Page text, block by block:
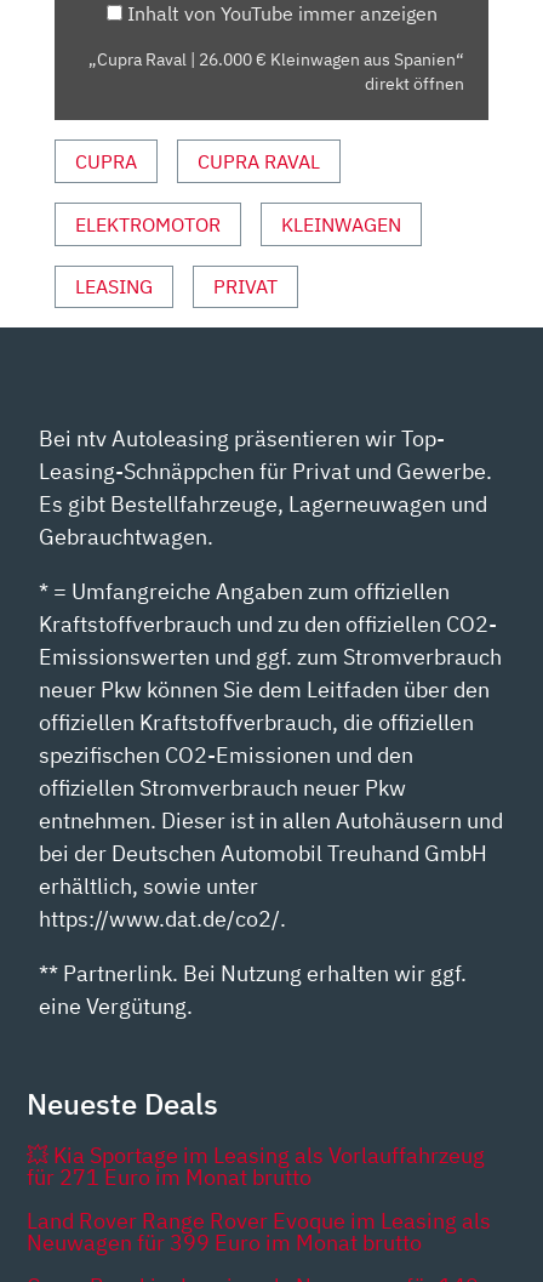
SPANIEN“Inhalt von YouTube immer anzeigen
„Cupra Raval | 26.000 € Kleinwagen aus Spanien“
direkt öffnen
CUPRA CUPRA RAVAL
ELEKTROMOTOR KLEINWAGEN
LEASING PRIVAT
Bei ntv Autoleasing präsentieren wir Top-
Leasing-Schnäppchen für Privat und Gewerbe.
Es gibt Bestellfahrzeuge, Lagerneuwagen und
Gebrauchtwagen.
* = Umfangreiche Angaben zum offiziellen
Kraftstoffverbrauch und zu den offiziellen CO2-
Emissionswerten und ggf. zum Stromverbrauch
neuer Pkw können Sie dem Leitfaden über den
offiziellen Kraftstoffverbrauch, die offiziellen
spezifischen CO2-Emissionen und den
offiziellen Stromverbrauch neuer Pkw
entnehmen. Dieser ist in allen Autohäusern und
bei der Deutschen Automobil Treuhand GmbH
erhältlich, sowie unter
https://www.dat.de/co2/.
** Partnerlink. Bei Nutzung erhalten wir ggf.
eine Vergütung.
Neueste Deals
💥 Kia Sportage im Leasing als Vorlauffahrzeug
für 271 Euro im Monat brutto
Land Rover Range Rover Evoque im Leasing als
Neuwagen für 399 Euro im Monat brutto